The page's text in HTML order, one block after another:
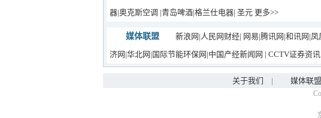
器|奥克斯空调 |青岛啤酒|格兰仕电器| 圣元 更多>>
媒体联盟 新浪网 |人民网财经| 网易|腾讯网 |和讯网 |凤
济网 |华北网 | 国际节能环保网 |中国产经新闻网 | CCTV证券资讯
关于我们 | 媒体联盟